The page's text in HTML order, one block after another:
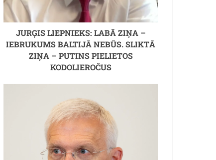
JURĢIS LIEPNIEKS: LABĀ ZIŅA –
IEBRUKUMS BALTIJĀ NEBŪS. SLIKTĀ
ZIŅA – PUTINS PIELIETOS
KODOLIEROČUS